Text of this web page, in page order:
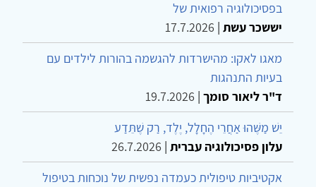
בפסיכולוגיה רפואית של
יששכר עשת |
17.7.2026
מאגו לאקו: מהישרדות להגשמה בהורות לילדים עם
בעיות התנהגות
ד"ר ליאור סומך |
19.7.2026
יֵשׁ מַשֶּׁהוּ אַחֲרֵי הֶחָלָל, יֶלֶד, רַק שֶׁתֵּדַע
עלון פסיכולוגיה עברית |
26.7.2026
אקטיביות טיפולית כעמדה נפשית של נוכחות בטיפול